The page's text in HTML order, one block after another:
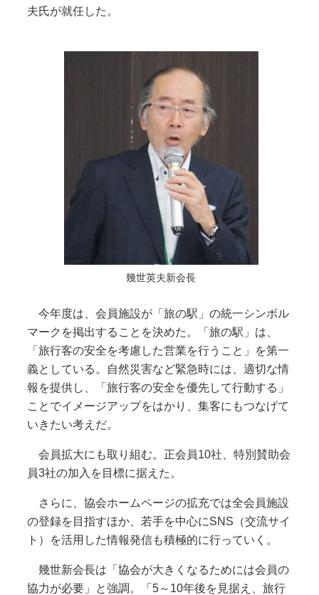
夫氏が就任した。
幾世英夫新会長
今年度は、会員施設が「旅の駅」の統一シンボル
マークを掲出することを決めた。「旅の駅」は、
「旅行客の安全を考慮した営業を行うこと」を第一
義としている。自然災害など緊急時には、適切な情
報を提供し、「旅行客の安全を優先して行動する」
ことでイメージアップをはかり、集客にもつなげて
いきたい考えだ。
会員拡大にも取り組む。正会員10社、特別賛助会
員3社の加入を目標に据えた。
さらに、協会ホームページの拡充では全会員施設
の登録を目指すほか、若手を中心にSNS（交流サイ
ト）を活用した情報発信も積極的に行っていく。
幾世新会長は「協会が大きくなるためには会員の
協力が必要」と強調。「5～10年後を見据え、旅行